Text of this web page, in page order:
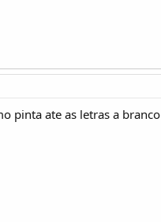
pinta ate as letras a branco